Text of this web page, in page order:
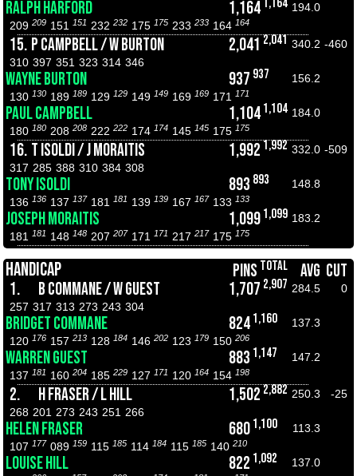
RALPH HARFORD 1,164
194.0
209 209 151 151 232 232 175 175 233 233 164 164
15. P CAMPBELL / W BURTON 2,041 2,041 340.2 -460
310 397 351 323 314 346
WAYNE BURTON 937 937
156.2
130 130 189 189 129 129 149 149 169 169 171 171
PAUL CAMPBELL 1,104 1,104 184.0
180 180 208 208 222 222 174 174 145 145 175 175
16. T ISOLDI / J MORAITIS 1,992 1,992 332.0 -509
317 285 388 310 384 308
TONY ISOLDI 893 893
148.8
136 136 137 137 181 181 139 139 167 167 133 133
JOSEPH MORAITIS 1,099 1,099 183.2
181
181 148 148 207 207 171 171 217 217 175 175
HANDICAP PINS TOTAL AVG CUT
1.
B COMMANE / W GUEST 1,707 2,907 284.5
0
257 317 313 273 243 304
BRIDGET COMMANE 824 1,160
137.3
120 176 157 213 128 184 146 202 123 179 150 206
WARREN GUEST 883 1,147
147.2
137 181 160 204 185 229 127 171 120 164 154 198
2. H FRASER / L HILL 1,502 2,882 250.3
-25
268 201 273 243 251 266
HELEN FRASER 680 1,100
113.3
107 177 089 159 115 185 114 184 115 185 140 210
LOUISE HILL 822 1,092
137.0